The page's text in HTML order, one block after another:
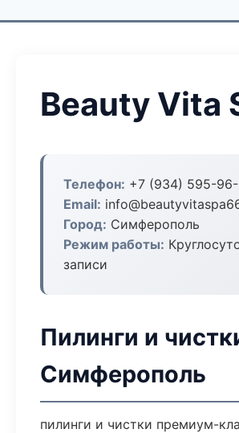
Beauty Vita
Телефон: +7 (934) 595-
Email:
Город: Симферополь
Режим работы:
записи
Пилинги и
Симферополь
пилинги и чистки премиум-